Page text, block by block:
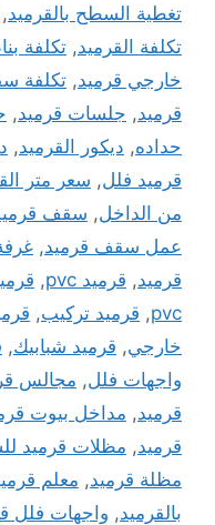
تغطية السطح بالقرميد,
تكلفة القرميد, تكلفة
خارجي قرميد, تكلفة
قرميد, جلسات قرميد,
حداده, ديكور القرميد,
قرميد فلل, سعر متر
من الداخل, سقف
عمل سقف قرميد,
قرميد, قرميد pvc ,
pvc
, قرميد تركيب,
خارجي, قرميد شبابيك,
واجهات فلل, مجالس
قرميد, مداخل بيوت
قرميد, مظلات قرميد
مظلة قرميد, معلم
بالقرميد, واجهات فلل